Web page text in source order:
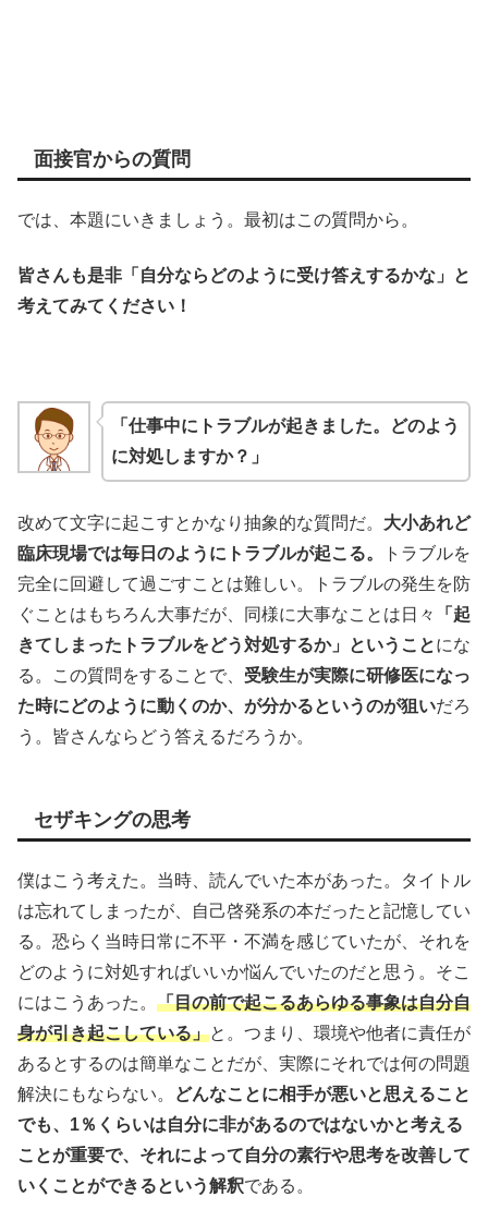
面接官からの質問
では、本題にいきましょう。最初はこの質問から。
皆さんも是非「自分ならどのように受け答えするかな」と
考えてみてください！
「仕事中にトラブルが起きました。どのよう
に対処しますか？」
改めて文字に起こすとかなり抽象的な質問だ。 大小あれど
臨床現場では毎日のようにトラブルが起こる。
トラブルを
完全に回避して過ごすことは難しい。トラブルの発生を防
ぐことはもちろん大事だが、同様に大事なことは日々
「起
きてしまったトラブルをどう対処するか」ということにな
る。この質問をすることで、 受験生が実際に研修医になっ
た時にどのように動くのか、が分かるというのが狙いだろ
う。皆さんならどう答えるだろうか。
セザキングの思考
僕はこう考えた。当時、読んでいた本があった。タイトル
は忘れてしまったが、自己啓発系の本だったと記憶してい
る。恐らく当時日常に不平・不満を感じていたが、それを
どのように対処すればいいか悩んでいたのだと思う。そこ
にはこうあった。 「目の前で起こるあらゆる事象は自分自
身が引き起こしている」と。つまり、環境や他者に責任が
あるとするのは簡単なことだが、実際にそれでは何の問題
解決にもならない。
どんなことに相手が悪いと思えること
でも、1％くらいは自分に非があるのではないかと考える
ことが重要で、それによって自分の素行や思考を改善して
いくことができるという解釈である。